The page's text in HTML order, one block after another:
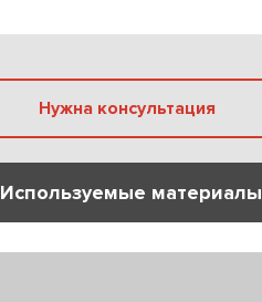
Нужна консультация
Используемые материалы